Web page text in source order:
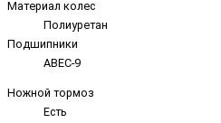
Материал колес
Полиуретан
Подшипники
ABEC-9
Ножной тормоз
Есть